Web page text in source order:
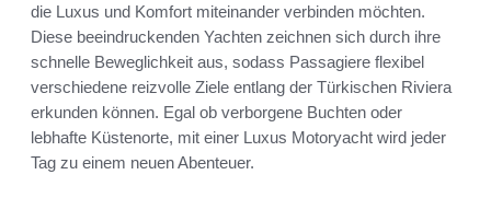
die Luxus und Komfort miteinander verbinden möchten.
Diese beeindruckenden Yachten zeichnen sich durch ihre
schnelle Beweglichkeit aus, sodass Passagiere flexibel
verschiedene reizvolle Ziele entlang der Türkischen Riviera
erkunden können. Egal ob verborgene Buchten oder
lebhafte Küstenorte, mit einer Luxus Motoryacht wird jeder
Tag zu einem neuen Abenteuer.